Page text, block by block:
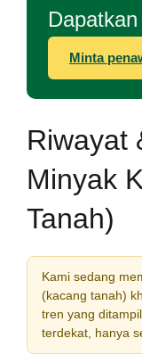
Minta
Riwayat
Minyak
Tanah)
Kami sedang
(kacang tanah)
tren yang
terdekat, hanya